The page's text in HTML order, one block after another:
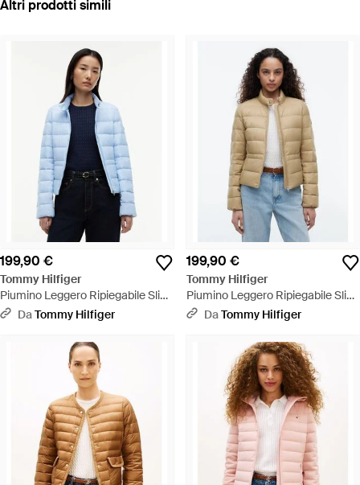
Altri prodotti simili
199,90 €
Tommy Hilfiger
Piumino Leggero Ripiegabile Slim
Fit - Blu
DaTommy Hilfiger
199,90 €
Tommy Hilfiger
Piumino Leggero Ripiegabile Slim
Fit - Blu
DaTommy Hilfiger